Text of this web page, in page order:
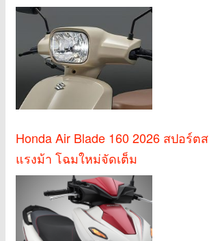
Honda Air Blade 160 2026 สปอร์ต
แรงม้า โฉมใหม่จัดเต็ม